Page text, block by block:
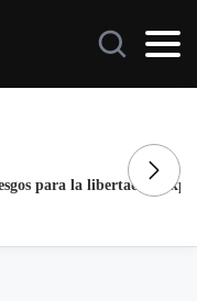
de expresión